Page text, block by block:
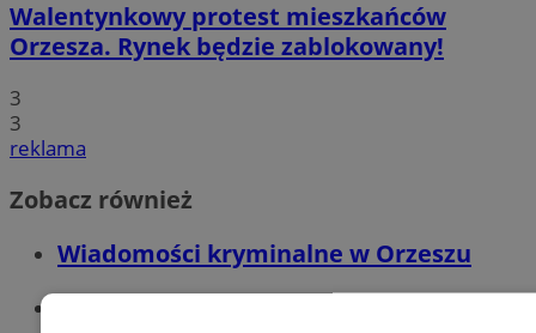
Walentynkowy protest mieszkańców
Orzesza. Rynek będzie zablokowany!
3
3
reklama
Zobacz również
Wiadomości kryminalne w Orzeszu